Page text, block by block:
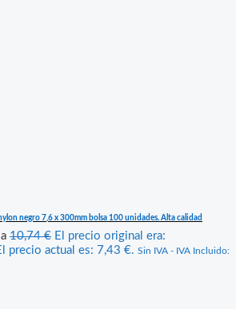
negro 7,6 x 300mm bolsa 100 unidades. Alta calidad
10,74€ El precio original era:
precio actual es: 7,43 €. Sin IVA - IVA Incluido: